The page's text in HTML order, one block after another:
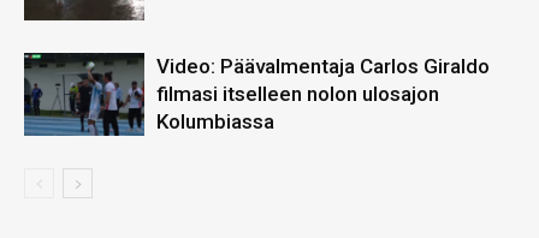
Video: Päävalmentaja Carlos Giraldo
filmasi itselleen nolon ulosajon
Kolumbiassa